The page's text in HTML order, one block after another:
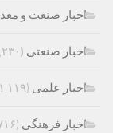
اخبار صنعت و
اخبار صنعتی (۱,۲۳۰)
اخبار علمی (۱,۱۱۹)
اخبار فرهنگی (۷,۷۱۶)